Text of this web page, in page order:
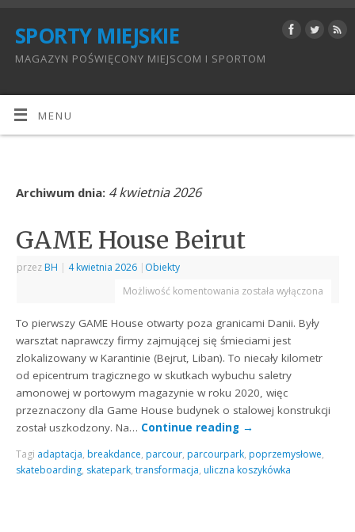
SPORTY MIEJSKIE
MAGAZYN POŚWIĘCONY MIEJSCOM I SPORTOM
MENU
Archiwum dnia: 4 kwietnia 2026
GAME House Beirut
przez BH | 4 kwietnia 2026 | Obiekty
Możliwość komentowania została wyłączona
To pierwszy GAME House otwarty poza granicami Danii. Były
warsztat naprawczy firmy zajmującej się śmieciami jest
zlokalizowany w Karantinie (Bejrut, Liban). To niecały kilometr
od epicentrum tragicznego w skutkach wybuchu saletry
amonowej w portowym magazynie w roku 2020, więc
przeznaczony dla Game House budynek o stalowej konstrukcji
został uszkodzony. Na… Continue reading →
Tagi adaptacja, breakdance, parcour, parcourpark, poprzemysłowe,
skateboarding, skatepark,transformacja, uliczna koszykówka